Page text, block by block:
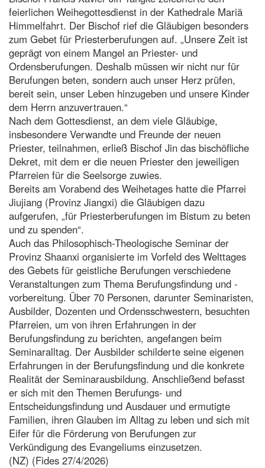
feierlichen Weihegottesdienst in der Kathedrale Mariä
Himmelfahrt. Der Bischof rief die Gläubigen besonders
zum Gebet für Priesterberufungen auf. „Unsere Zeit ist
geprägt von einem Mangel an Priester- und
Ordensberufungen. Deshalb müssen wir nicht nur für
Berufungen beten, sondern auch unser Herz prüfen,
bereit sein, unser Leben hinzugeben und unsere Kinder
dem Herrn anzuvertrauen.“
Nach dem Gottesdienst, an dem viele Gläubige,
insbesondere Verwandte und Freunde der neuen
Priester, teilnahmen, erließ Bischof Jin das bischöfliche
Dekret, mit dem er die neuen Priester den jeweiligen
Pfarreien für die Seelsorge zuwies.
Bereits am Vorabend des Weihetages hatte die Pfarrei
Jiujiang (Provinz Jiangxi) die Gläubigen dazu
aufgerufen, „für Priesterberufungen im Bistum zu beten
und zu spenden“.
Auch das Philosophisch-Theologische Seminar der
Provinz Shaanxi organisierte im Vorfeld des Welttages
des Gebets für geistliche Berufungen verschiedene
Veranstaltungen zum Thema Berufungsfindung und -
vorbereitung. Über 70 Personen, darunter Seminaristen,
Ausbilder, Dozenten und Ordensschwestern, besuchten
Pfarreien, um von ihren Erfahrungen in der
Berufungsfindung zu berichten, angefangen beim
Seminaralltag. Der Ausbilder schilderte seine eigenen
Erfahrungen in der Berufungsfindung und die konkrete
Realität der Seminarausbildung. Anschließend befasst
er sich mit den Themen Berufungs- und
Entscheidungsfindung und Ausdauer und ermutigte
Familien, ihren Glauben im Alltag zu leben und sich mit
Eifer für die Förderung von Berufungen zur
Verkündigung des Evangeliums einzusetzen.
(NZ) (Fides 27/4/2026)